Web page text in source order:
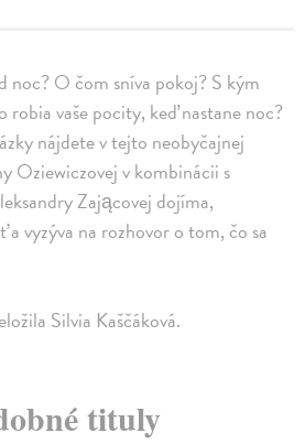
noc? O čom sníva pokoj? S kým
robia vaše pocity, keď nastane noc?
nájdete v tejto neobyčajnej
Oziewiczovej v kombinácii s
Zającovej dojíma,
a vyzýva na rozhovor o tom, čo sa
Silvia Kaščáková.
tituly